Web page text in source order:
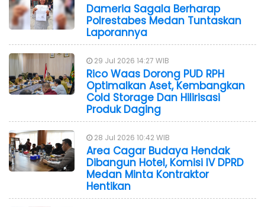
Dameria Sagala Berharap
Polrestabes Medan Tuntaskan
Laporannya
29 Jul 2026 14:27 WIB
Rico Waas Dorong PUD RPH
Optimalkan Aset, Kembangkan
Cold Storage Dan Hilirisasi
Produk Daging
28 Jul 2026 10:42 WIB
Area Cagar Budaya Hendak
Dibangun Hotel, Komisi IV DPRD
Medan Minta Kontraktor
Hentikan